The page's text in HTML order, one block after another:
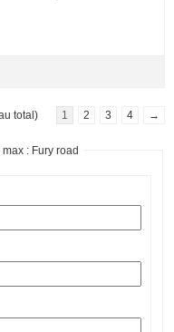
total) 1 2 3 4 →
: Fury road